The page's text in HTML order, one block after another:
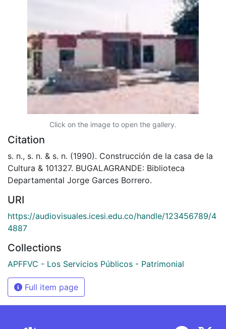
Click on the image to open the gallery.
Citation
s. n., s. n. & s. n. (1990). Construcción de la casa de la
Cultura & 101327. BUGALAGRANDE: Biblioteca
Departamental Jorge Garces Borrero.
URI
https://audiovisuales.icesi.edu.co/handle/123456789/4
4887
Collections
APFFVC - Los Servicios Públicos - Patrimonial
Full item page